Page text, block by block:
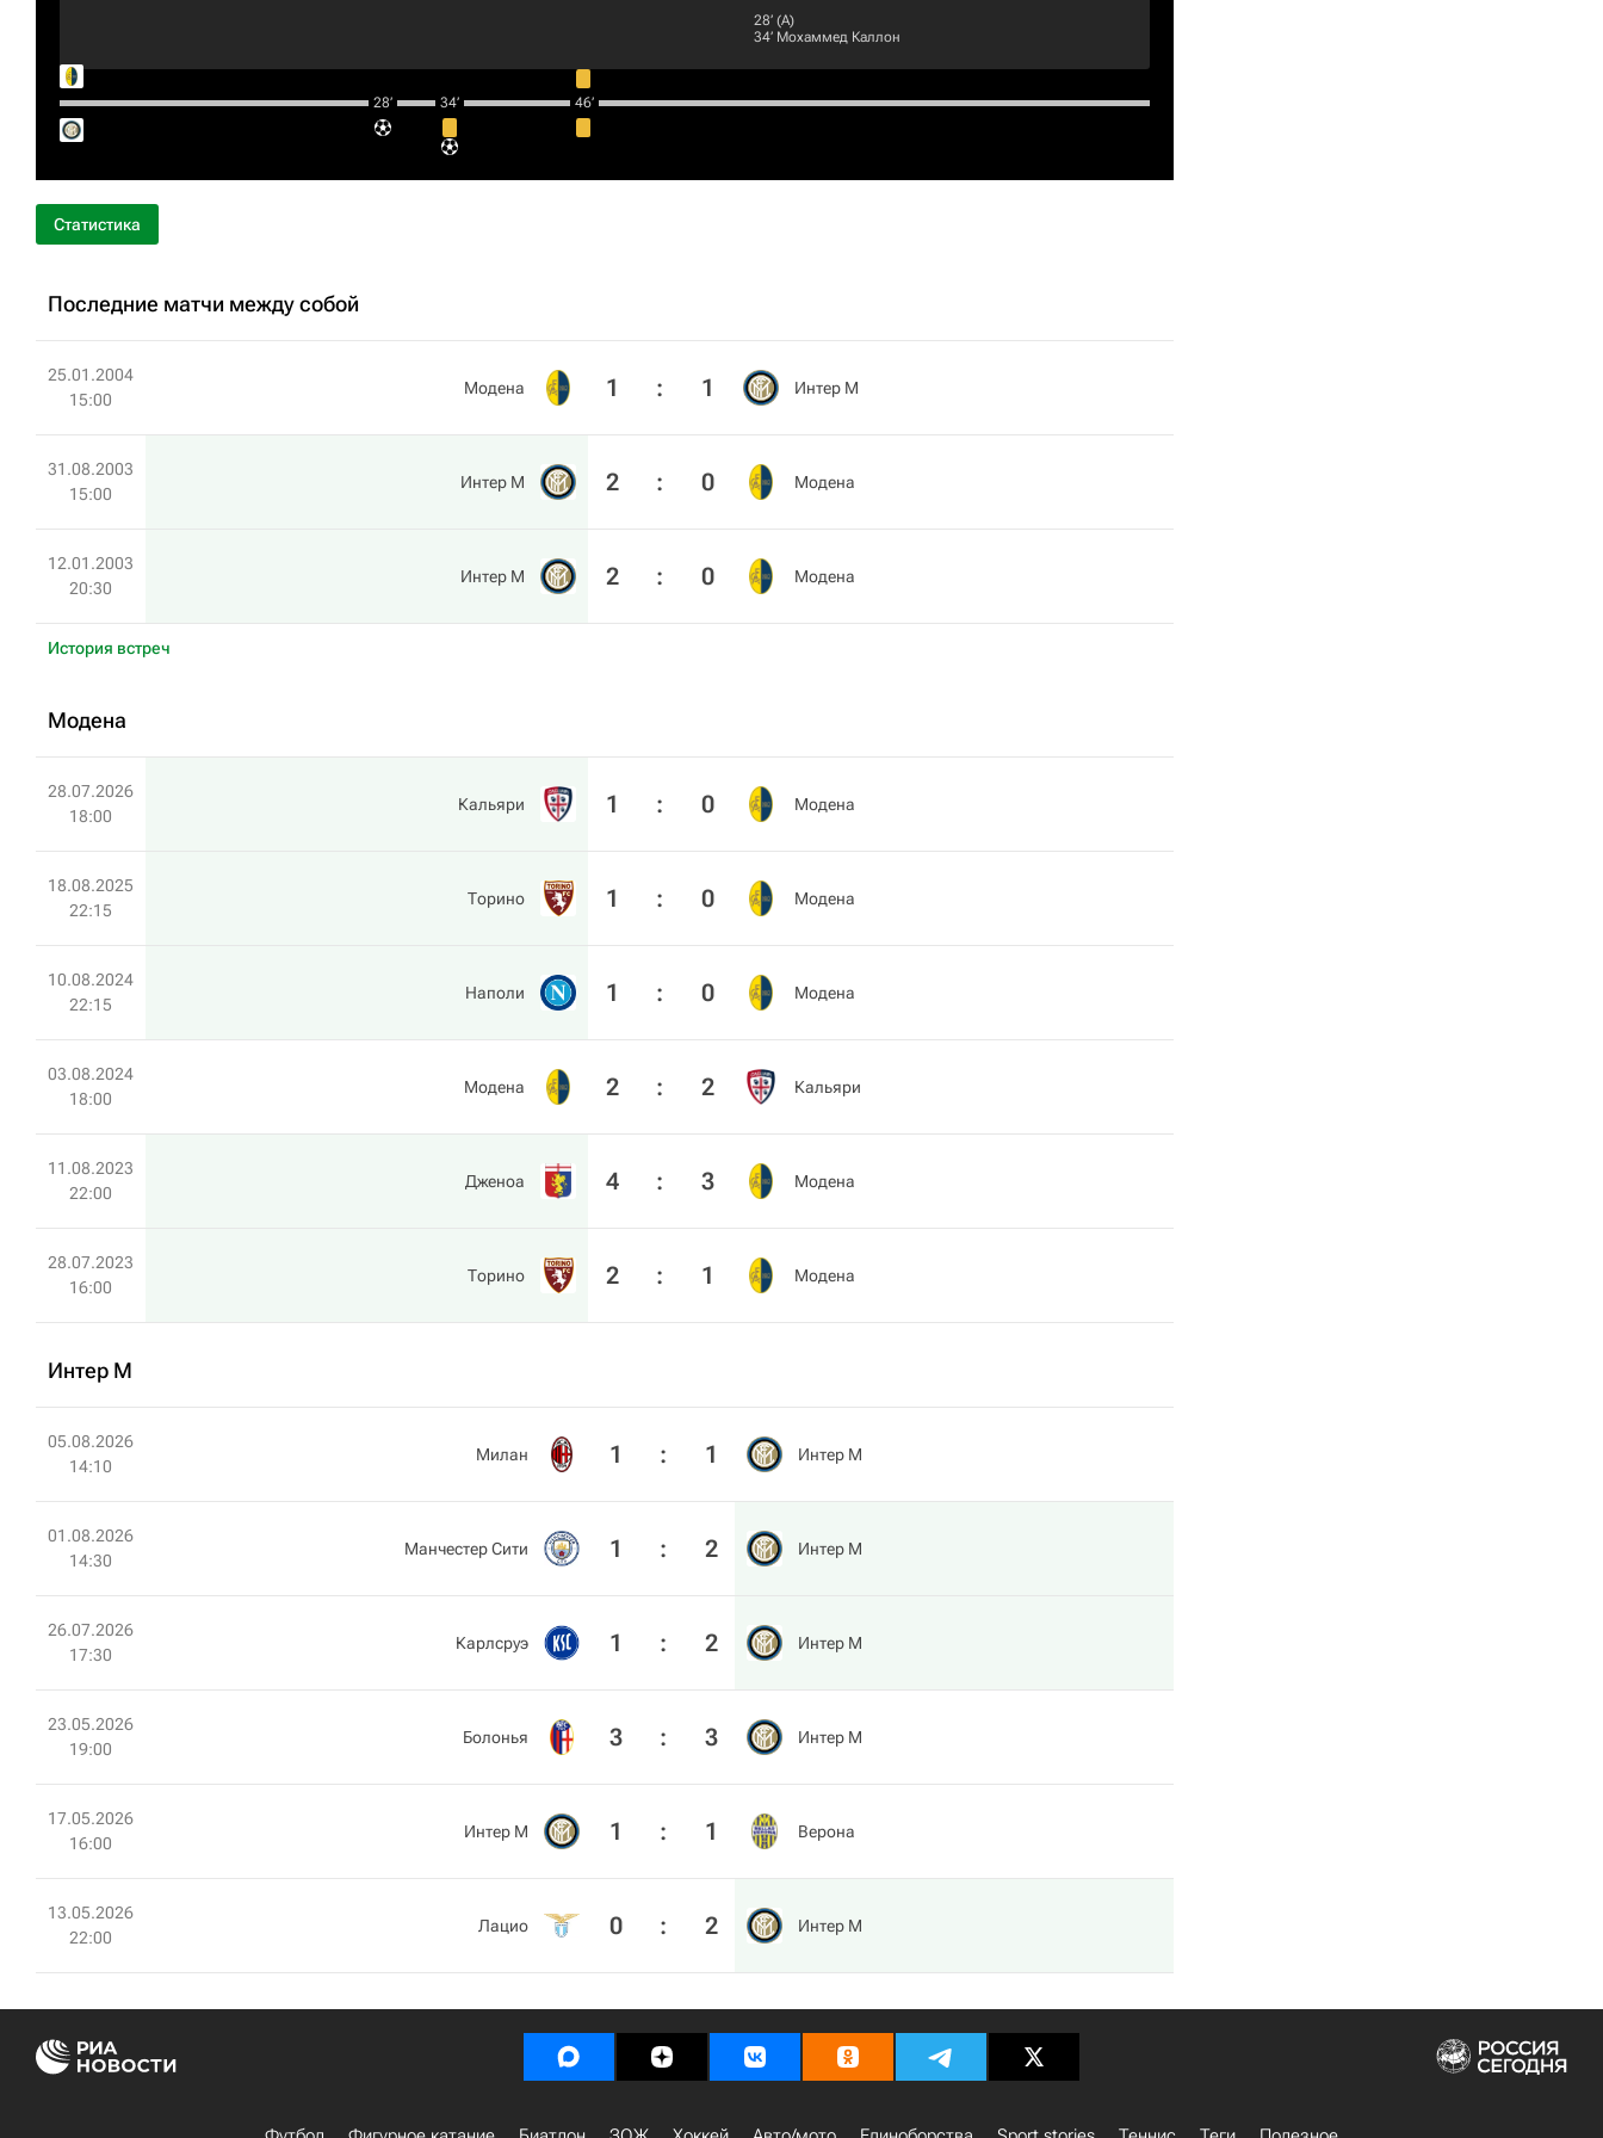
28‎’‎ (А)
34‎’‎ Мохаммед Каллон
28‎’‎ 34‎’‎ 46‎’‎
Статистика
Последние матчи между собой
25.01.2004
15:00
Модена 1 : 1 Интер М
31.08.2003
15:00
Интер М 2 : 0 Модена
12.01.2003
20:30
Интер М 2 : 0 Модена
История встреч
Модена
28.07.2026
18:00
Кальяри 1 : 0 Модена
18.08.2025
22:15
Торино 1 : 0 Модена
10.08.2024
22:15
Наполи 1 : 0 Модена
03.08.2024
18:00
Модена 2 : 2 Кальяри
11.08.2023
22:00
Дженоа 4 : 3 Модена
28.07.2023
16:00
Торино 2 : 1 Модена
Интер М
05.08.2026
14:10
Милан 1 : 1 Интер М
01.08.2026
14:30
Манчестер Сити 1 : 2 Интер М
26.07.2026
17:30
Карлсруэ 1 : 2 Интер М
23.05.2026
19:00
Болонья 3 : 3 Интер М
17.05.2026
16:00
Интер М 1 : 1 Верона
13.05.2026
22:00
Лацио 0 : 2 Интер М